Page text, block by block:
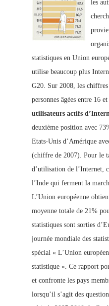
les
statistiques en Union
utilise beaucoup plus
G20. Sur 2008, les
personnes âgées entre 16
utilisateurs actifs
deuxième position avec 7
Etats-Unis d’Amérique
(chiffre de 2007). Pour le
d’utilisation de l’Internet,
l’Inde qui ferment la
L’Union européenne
moyenne totale de 21%
statistiques sont sorties
journée mondiale des
spécial « L’Union
statistique ». Ce rapport
et confronte les pays
lorsqu’il s’agit des